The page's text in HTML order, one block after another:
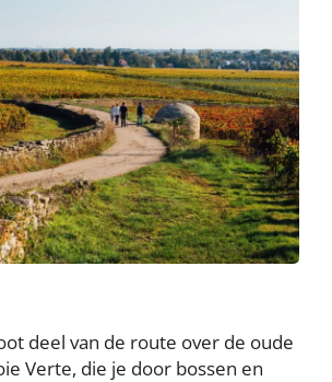
deel van de route over de oude
Verte, die je door bossen en